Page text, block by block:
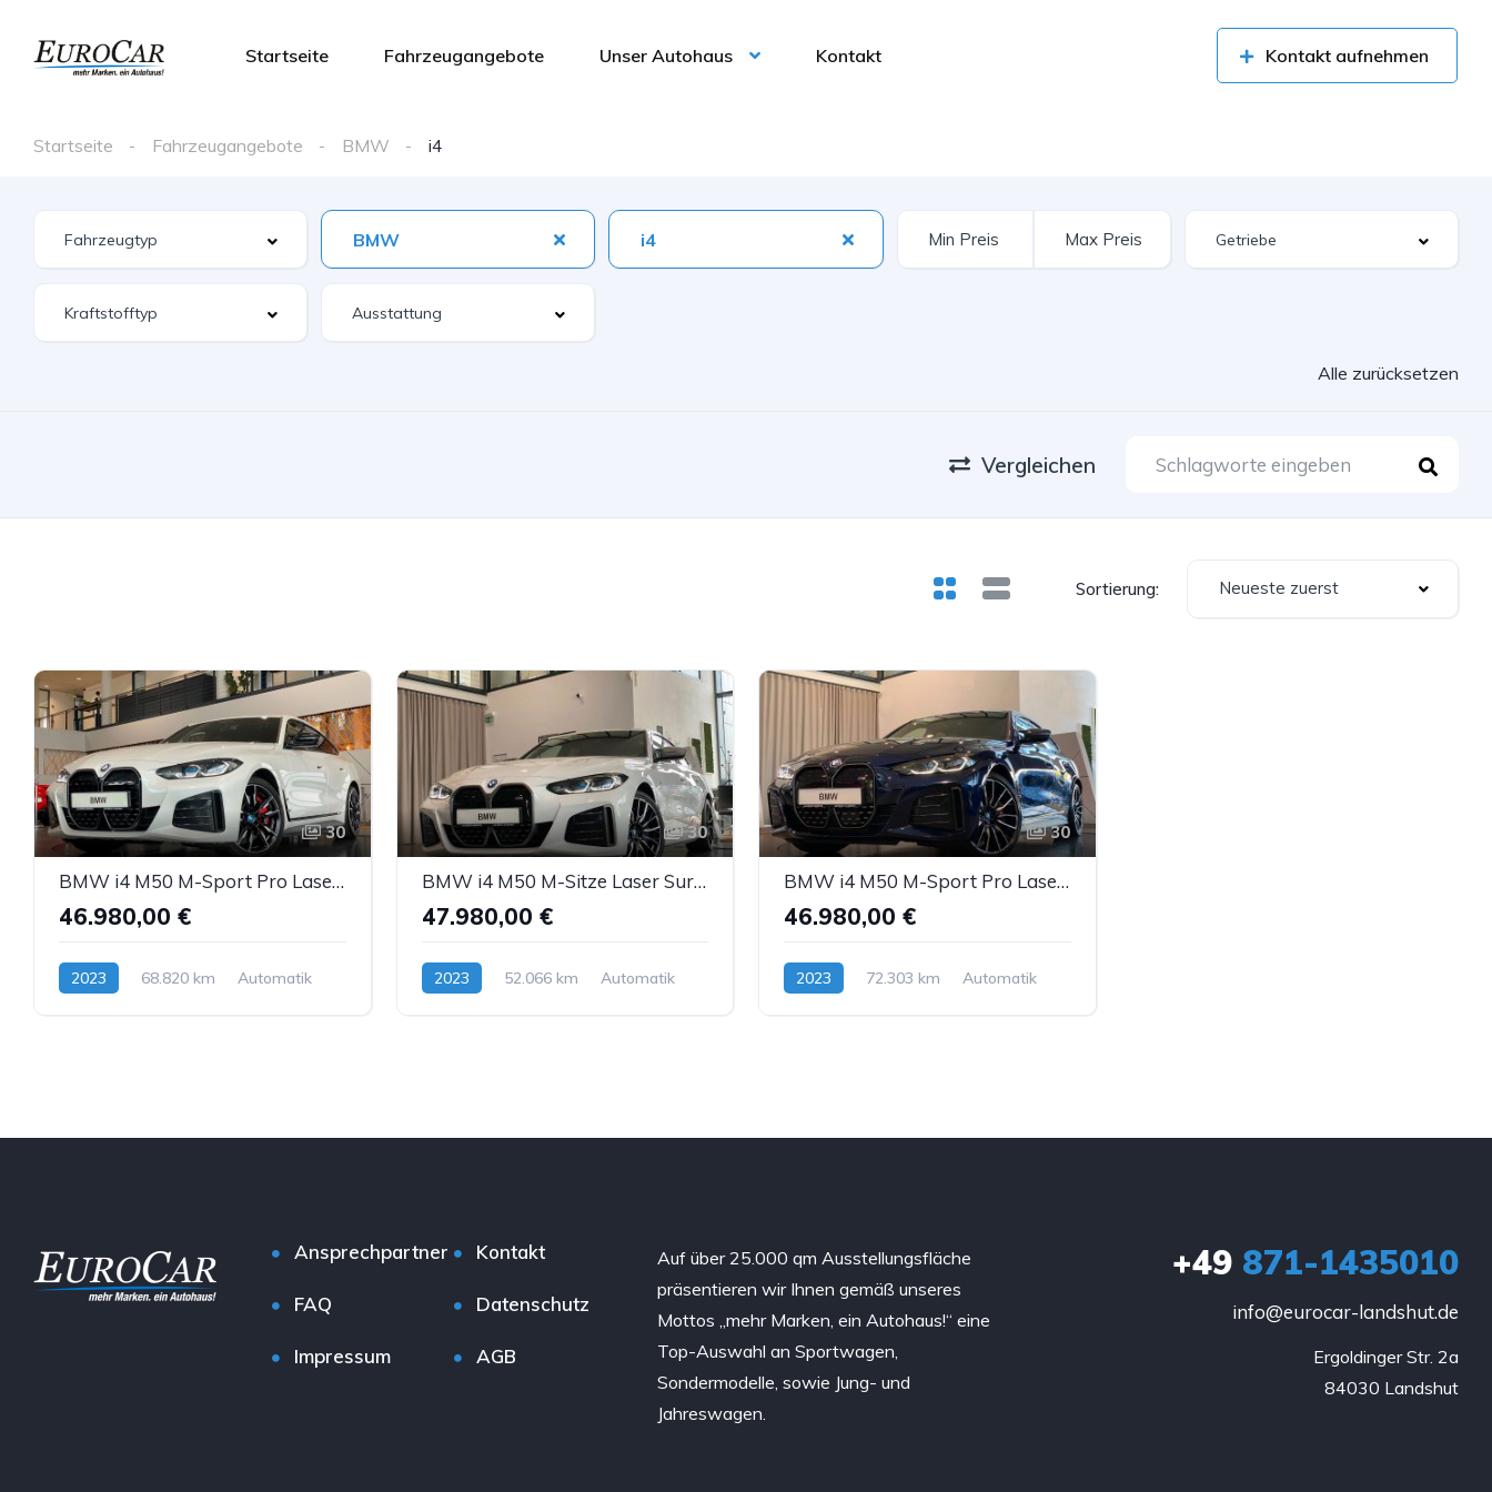
Startseite Fahrzeugangebote Unser Autohaus Kontakt Kontakt aufnehmen
Startseite Fahrzeugangebote BMW i4
BMW i4
Alle zurücksetzen
Vergleichen
Sortierung: Neueste zuerst
30
BMW i4 M50 M-Sport Pro Laser M-Sitze SurrV H&K ACC
46.980,00 €
2023 68.820 km
Automatik
30
BMW i4 M50 M-Sitze Laser SurrView eGSD H&K ACC AHK
47.980,00 €
2023 52.066 km
Automatik
30
BMW i4 M50 M-Sport Pro Laser M-Sitze Carbon H&K ACC
46.980,00 €
2023 72.303 km
Automatik
Ansprechpartner Kontakt
FAQ Datenschutz
Impressum AGB
Auf über 25.000 qm Ausstellungsfläche
präsentieren wir Ihnen gemäß unseres
Mottos „mehr Marken, ein Autohaus!“ eine
Top-Auswahl an Sportwagen,
Sondermodelle, sowie Jung- und
Jahreswagen.
+49871-1435010
info@eurocar-landshut.de
Ergoldinger Str. 2a
84030 Landshut